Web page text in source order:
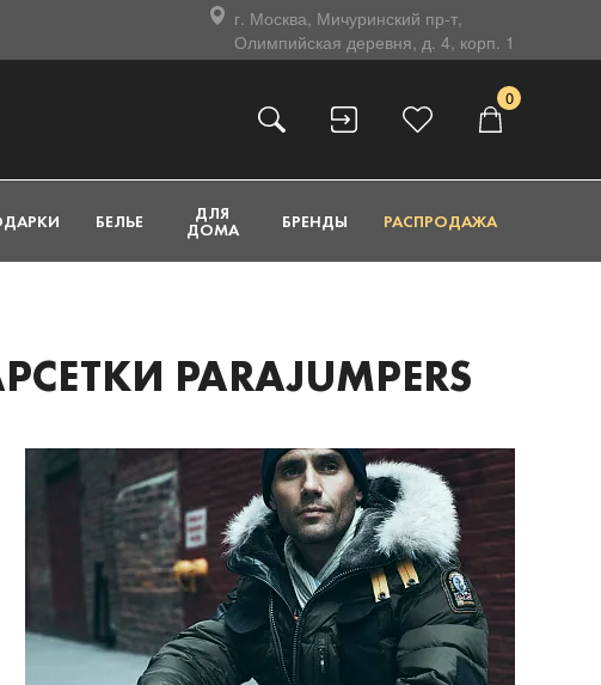
г. Москва, Мичуринский пр-т,
Олимпийская деревня, д. 4, корп. 1
0
БЕЛЬЕ ДЛЯ
ДОМА БРЕНДЫ РАСПРОДАЖА
PARAJUMPERS